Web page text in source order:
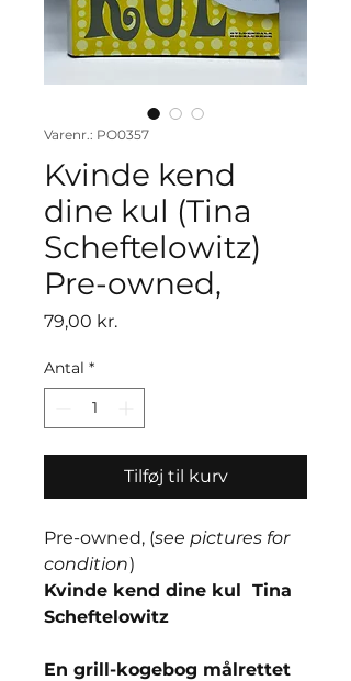
Varenr.: PO0357
Kvinde kend
dine kul (Tina
Scheftelowitz)
Pre-owned,
79,00 kr.Pris
Antal *
Tilføj til kurv
Pre-owned, (see pictures for
condition)
Kvinde kend dine kul Tina
Scheftelowitz
En grill-kogebog målrettet